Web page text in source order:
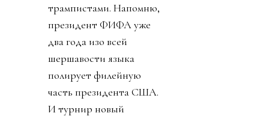
трампистами. Напомню,
президент ФИФА уже
два года изо всей
шершавости языка
полирует филейную
часть президента США.
И турнир новый